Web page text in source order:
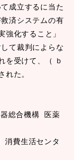
成立するに当た
済システムの有
化すること」
て裁判によらな
を受けて、（ ｂ
た。
総合機構 医薬
消費生活センタ